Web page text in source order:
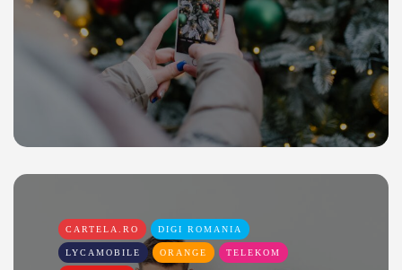
CARTELA.RO DIGI ROMANIA
LYCAMOBILE ORANGE TELEKOM